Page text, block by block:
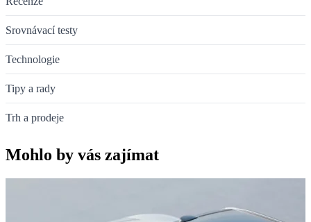
Srovnávací testy
Technologie
Tipy a rady
Trh a prodeje
Mohlo by vás zajímat